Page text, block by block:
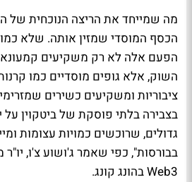
מה שמייחד את הריצה הנוכחית של
הכסף המוסדי שמזין אותה. שלא כמו
הפעם אלה לא רק משקיעים
השוק, אלא גופים מוסדיים כמו
ציבוריות ומשקיעים כשירים
בצבירה בלתי פוסקת של ביטקוין על
גדולים, שרוכשים כמויות עצומות
בבורסות", כפי שאמר ג'ושוע צ'ו,
Web3 בהונג קונג.